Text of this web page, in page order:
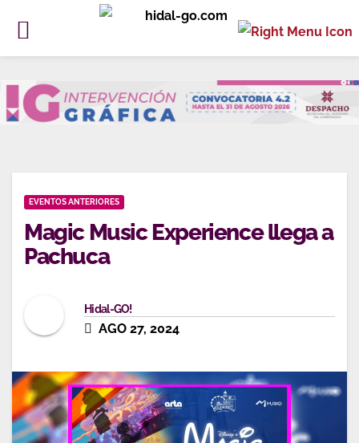
contenido
EVENTOS ANTERIORES
Magic Music Experience llega a
Pachuca
Hidal-GO!
AGO 27, 2024